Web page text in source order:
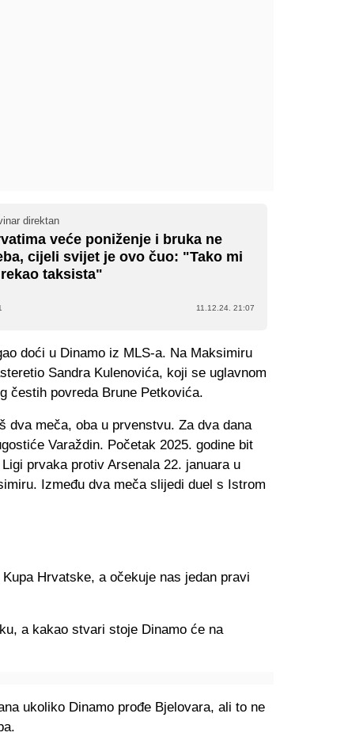
direktan
veće poniženje i bruka ne
cijeli svijet je ovo čuo: "Tako mi
taksista"
11.12.24. 21:07
doći u Dinamo iz MLS-a. Na Maksimiru
Sandra Kulenovića, koji se uglavnom
čestih povreda Brune Petkovića.
dva meča, oba u prvenstvu. Za dva dana
Varaždin. Početak 2025. godine bit
prvaka protiv Arsenala 22. januara u
Između dva meča slijedi duel s Istrom
Hrvatske, a očekuje nas jedan pravi
a kakao stvari stoje Dinamo će na
ukoliko Dinamo prođe Bjelovara, ali to ne